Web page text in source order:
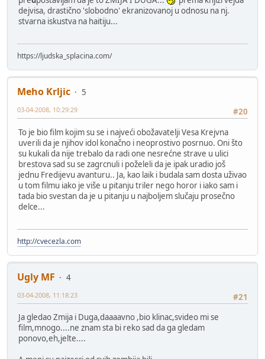
dejvisa, drastično 'slobodno' ekranizovanoj u odnosu na nj.
stvarna iskustva na haitiju...
https://ljudska_splacina.com/
Meho Krljic
5
#20
03-04-2008, 10:29:29
To je bio film kojim su se i najveći obožavatelji Vesa Krejvna
uverili da je njihov idol konačno i neoprostivo posrnuo. Oni što
su kukali da nije trebalo da radi one nesrećne strave u ulici
brestova sad su se zagrcnuli i poželeli da je ipak uradio još
jednu Fredijevu avanturu.. Ja, kao laik i budala sam dosta uživao
u tom filmu iako je više u pitanju triler nego horor i iako sam i
tada bio svestan da je u pitanju u najboljem slučaju prosečno
delce...
http://cvecezla.com
Ugly MF
4
#21
03-04-2008, 11:18:23
Ja gledao Zmija i Duga,daaaavno ,bio klinac,svideo mi se
film,mnogo....ne znam sta bi reko sad da ga gledam
ponovo,eh,jelte....